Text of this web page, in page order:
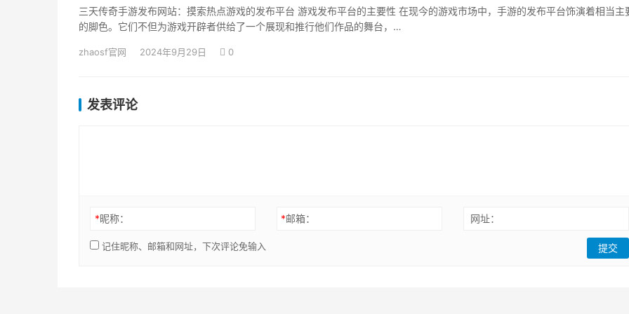
三天传奇手游发布网站：摸索热点游戏的发布平台 游戏发布平台的主要性 在现今的游戏市场中，手游的发布平台饰演着相当主
的脚色。它们不但为游戏开辟者供给了一个展现和推行他们作品的舞台，…
zhaosf官网 2024年9月29日 0
发表评论
*昵称： *邮箱： 网址：
记住昵称、邮箱和网址，下次评论免输入